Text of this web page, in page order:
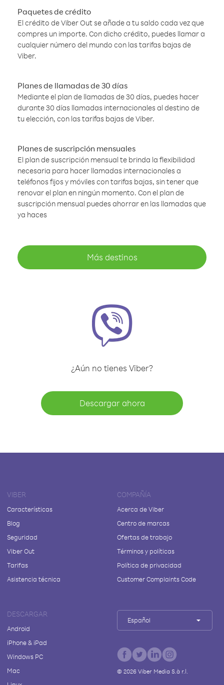
Paquetes de crédito
El crédito de Viber Out se añade a tu saldo cada vez que
compres un importe. Con dicho crédito, puedes llamar a
cualquier número del mundo con las tarifas bajas de
Viber.
Planes de llamadas de 30 días
Mediante el plan de llamadas de 30 días, puedes hacer
durante 30 días llamadas internacionales al destino de
tu elección, con las tarifas bajas de Viber.
Planes de suscripción mensuales
El plan de suscripción mensual te brinda la flexibilidad
necesaria para hacer llamadas internacionales a
teléfonos fijos y móviles con tarifas bajas, sin tener que
renovar el plan en ningún momento. Con el plan de
suscripción mensual puedes ahorrar en las llamadas que
ya haces
Más destinos
¿Aún no tienes Viber?
Descargar ahora
VIBER
Características
Blog
Seguridad
Viber Out
Tarifas
Asistencia técnica
COMPAÑÍA
Acerca de Viber
Centro de marcas
Ofertas de trabajo
Términos y políticas
Política de privacidad
Customer Complaints Code
DESCARGAR
Android
iPhone & iPad
Windows PC
Mac
Español
© 2026Viber Media S.à r.l.